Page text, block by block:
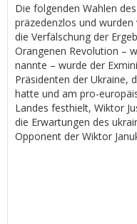
Die folgenden Wahlen
präzedenzlos und
die Verfälschung der
Orangenen Revolution –
nannte – wurde der
Präsidenten der Ukraine,
hatte und am pro-
Landes festhielt, Wiktor
die Erwartungen des
Opponent der Wiktor